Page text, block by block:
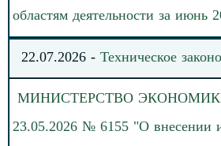
областям деятельности за июнь
22.07.2026 - Техническое
МИНИСТЕРСТВО
23.05.2026 № 6155 "О внесении